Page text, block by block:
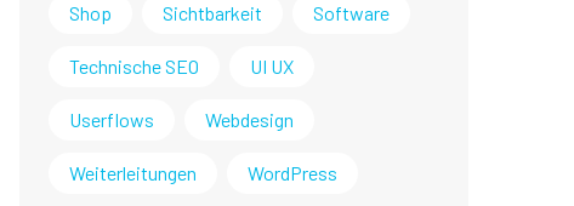
Shop Sichtbarkeit Software
Technische SEO UI UX
Userflows Webdesign
Weiterleitungen WordPress